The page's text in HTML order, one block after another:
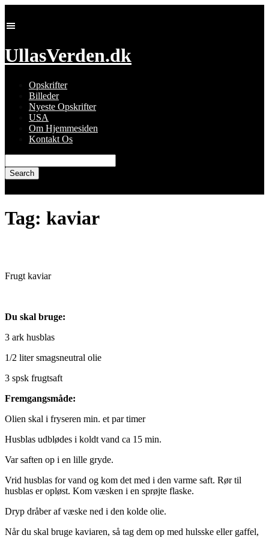
content
UllasVerden.dk
Opskrifter
Billeder
Nyeste Opskrifter
USA
Om Hjemmesiden
Kontakt Os
for:
Tag: kaviar
Frugt kaviar
Du skal bruge:
3 ark husblas
1/2 liter smagsneutral olie
3 spsk frugtsaft
Fremgangsmåde:
Olien skal i fryseren min. et par timer
Husblas udblødes i koldt vand ca 15 min.
Var saften op i en lille gryde.
Vrid husblas for vand og kom det med i den varme saft. Rør til
husblas er opløst. Kom væsken i en sprøjte flaske.
Dryp dråber af væske ned i den kolde olie.
Når du skal bruge kaviaren, så tag dem op med hulsske eller gaffel,